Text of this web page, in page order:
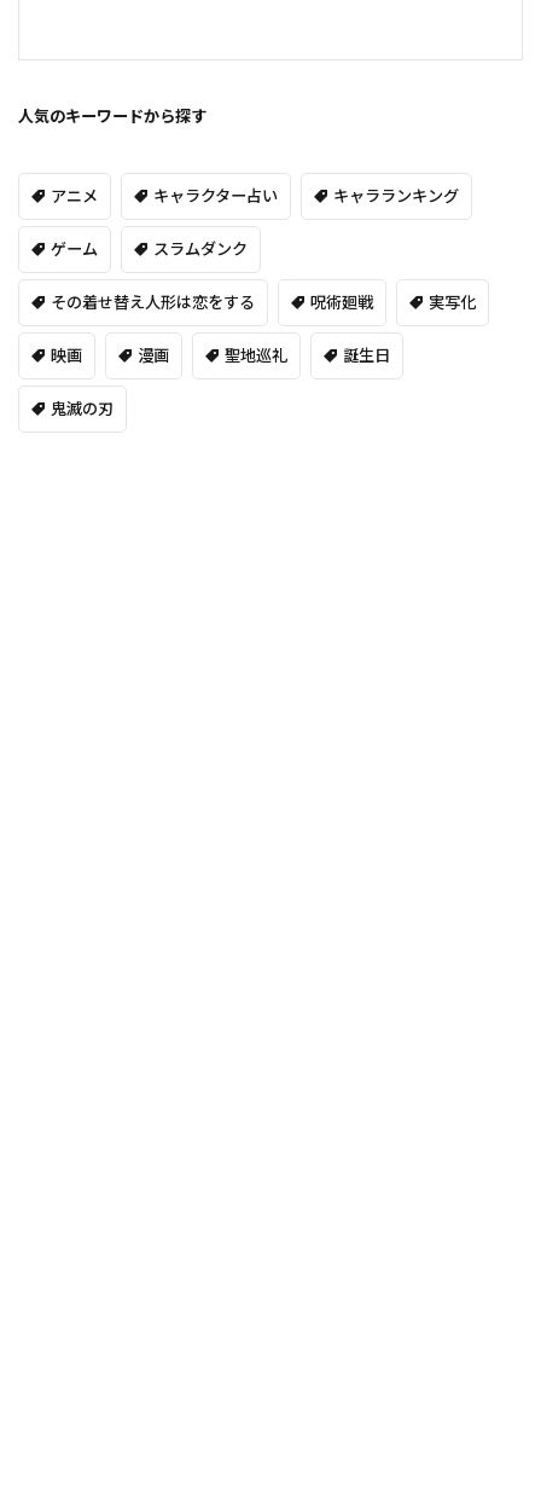
人気のキーワードから探す
アニメ キャラクター占い キャラランキング
ゲーム スラムダンク
その着せ替え人形は恋をする 呪術廻戦 実写化
映画 漫画 聖地巡礼 誕生日
鬼滅の刃